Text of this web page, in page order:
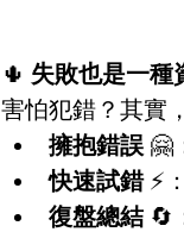
🌵 失敗也是一種
害怕犯錯？其實
擁抱錯誤 🤗
快速試錯 ⚡
復盤總結 🔄